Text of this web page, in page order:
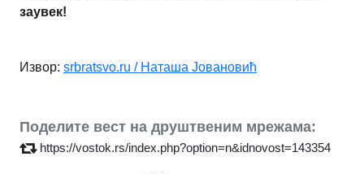
заувек!
Извор: srbratsvo.ru / Наташа Јовановић
Поделите вест на друштвеним мрежама:
https://vostok.rs/index.php?option=n&idnovost=143354